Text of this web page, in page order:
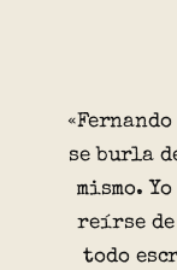
se burla
mismo.
reírse de
todo